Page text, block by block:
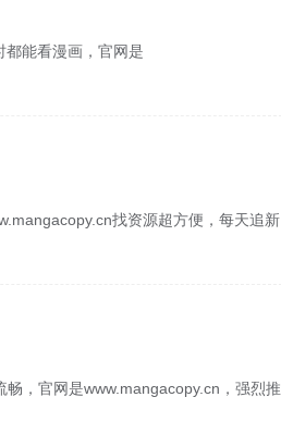
都能看漫画，官网是
找资源超方便，每天追新
，官网是www.mangacopy.cn，强烈推